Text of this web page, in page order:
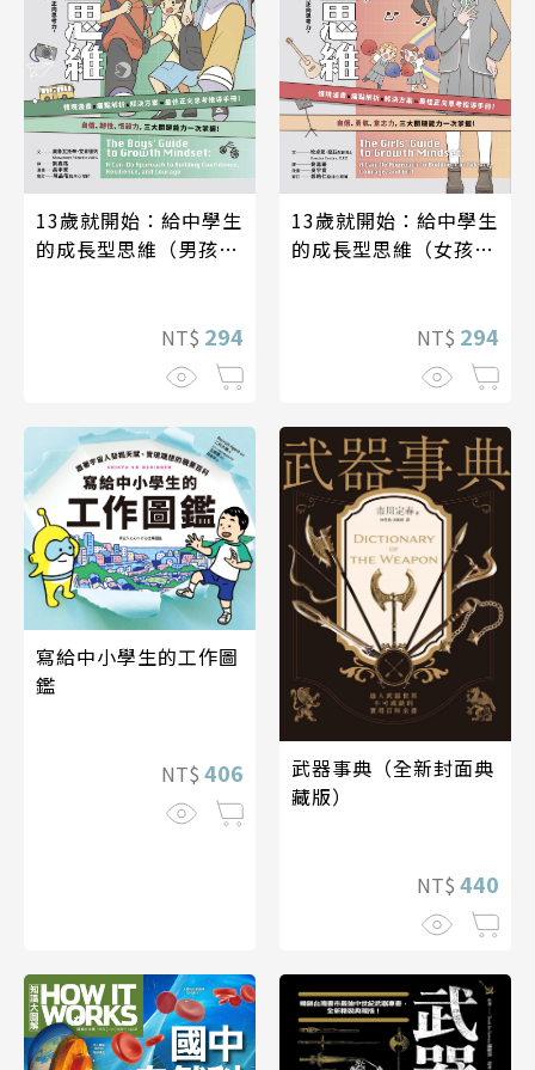
13歲就開始：給中學生
的成長型思維（男孩指
NT$ 294
13歲就開始：給中學生
的成長型思維（女孩指
NT$ 294
寫給中小學生的工作圖
鑑
NT$ 406
武器事典（全新封面典
藏版）
NT$ 440